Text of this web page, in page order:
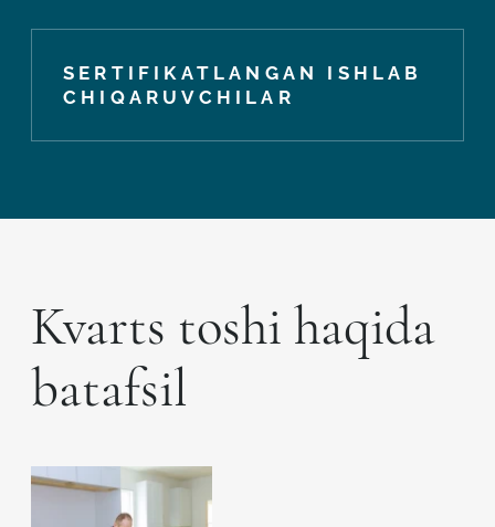
SERTIFIKATLANGAN ISHLAB
CHIQARUVCHILAR
Kvarts toshi haqida
batafsil